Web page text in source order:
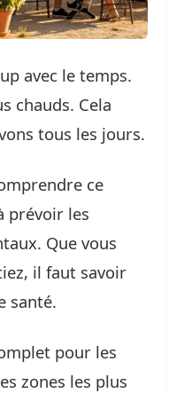
avec le temps.
chauds. Cela
tous les jours.
ce
prévoir les
Que vous
il faut savoir
santé.
pour les
zones les plus